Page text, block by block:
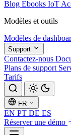
Blog Ebooks IoT
Modèles et outils
Modèles de
Support
Contactez-nous
Plans de support
Tarifs
FR
EN PT DE ES
Réserver une démo